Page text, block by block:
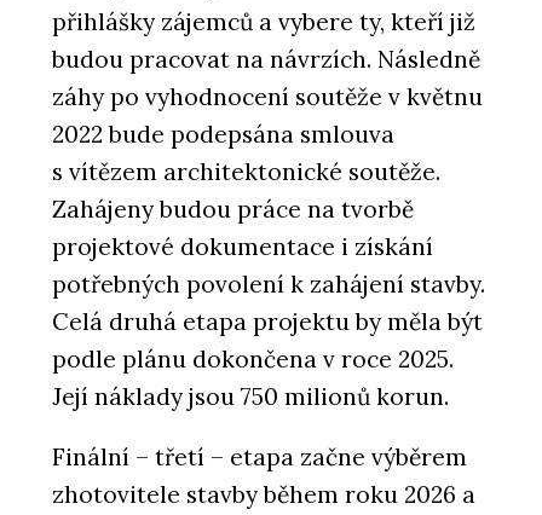
přihlášky zájemců a vybere ty, kteří již
budou pracovat na návrzích. Následně
záhy po vyhodnocení soutěže v květnu
2022 bude podepsána smlouva
s vítězem architektonické soutěže.
Zahájeny budou práce na tvorbě
projektové dokumentace i získání
potřebných povolení k zahájení stavby.
Celá druhá etapa projektu by měla být
podle plánu dokončena v roce 2025.
Její náklady jsou 750 milionů korun.
Finální – třetí – etapa začne výběrem
zhotovitele stavby během roku 2026 a